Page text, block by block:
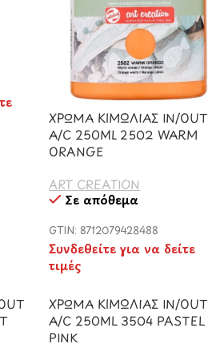
ΧΡΩΜΑ ΚΙΜΩΛΙΑΣ IN/OUT
A/C 250ML 2502 WARM
ORANGE
ART CREATION
Σε απόθεμα
GTIN: 8712079428488
Συνδεθείτε για να δείτε
τιμές
ΧΡΩΜΑ ΚΙΜΩΛΙΑΣ IN/OUT
A/C 250ML 3504 PASTEL
PINK